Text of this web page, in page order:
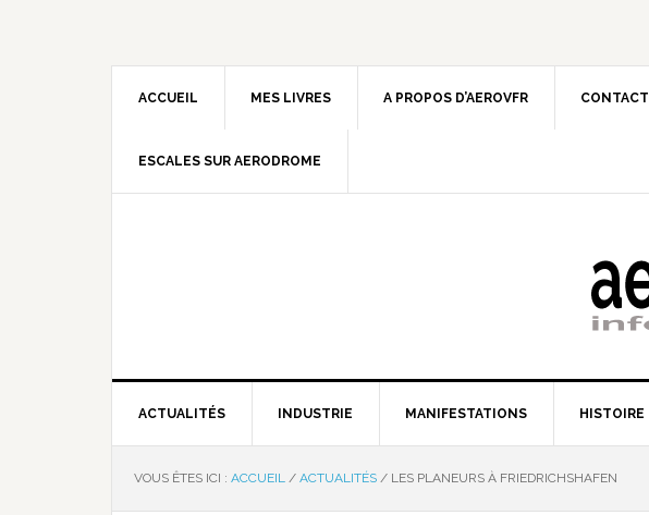
ACCUEIL MES LIVRES A PROPOS D’AEROVFR CONTACT
ESCALES SUR AERODROME
ACTUALITÉS INDUSTRIE MANIFESTATIONS HISTOIRE
VOUS ÊTES ICI : ACCUEIL / ACTUALITÉS / LES PLANEURS À FRIEDRICHSHAFEN